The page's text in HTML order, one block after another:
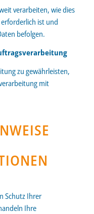
verarbeiten, wie dies
ist und
befolgen.
zu gewährleisten,
mit
Schutz Ihrer
Ihre